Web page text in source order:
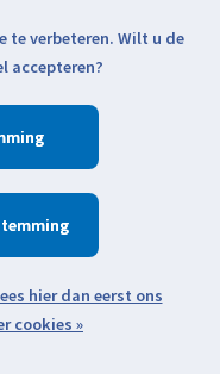
Verlanglijst
te verbeteren. Wilt u de
accepteren?
cookies »